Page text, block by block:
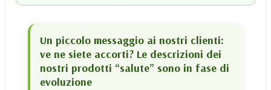
Un piccolo messaggio ai nostri clienti:
ve ne siete accorti? Le descrizioni dei
nostri prodotti “salute” sono in fase di
evoluzione